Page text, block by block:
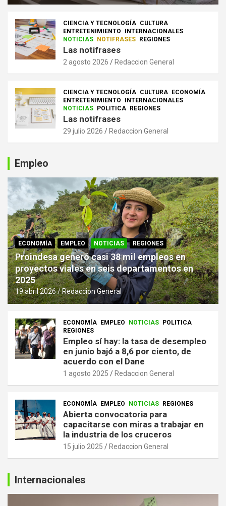
CIENCIA Y TECNOLOGÍA CULTURA
ENTRETENIMIENTO
INTERNACIONALES
NOTICIAS
NOTIFRASES REGIONES
Las notifrases
2 agosto 2026 Redaccion General
CIENCIA Y TECNOLOGÍA CULTURA
ECONOMÍA
ENTRETENIMIENTO
INTERNACIONALES
NOTICIAS
POLITICA REGIONES
Las notifrases
29 julio 2026 Redaccion General
Empleo
ECONOMÍA EMPLEO NOTICIAS REGIONES
Proindesa generó casi 38 mil empleos en
proyectos viales en seis departamentos en
2025
19 abril 2026 Redaccion General
ECONOMÍA EMPLEO NOTICIAS
POLITICA
REGIONES
Empleo sí hay: la tasa de desempleo
en junio bajó a 8,6 por ciento, de
acuerdo con el Dane
1 agosto 2025 Redaccion General
ECONOMÍA EMPLEO NOTICIAS REGIONES
Abierta convocatoria para
capacitarse con miras a trabajar en
la industria de los cruceros
15 julio 2025 Redaccion General
Internacionales